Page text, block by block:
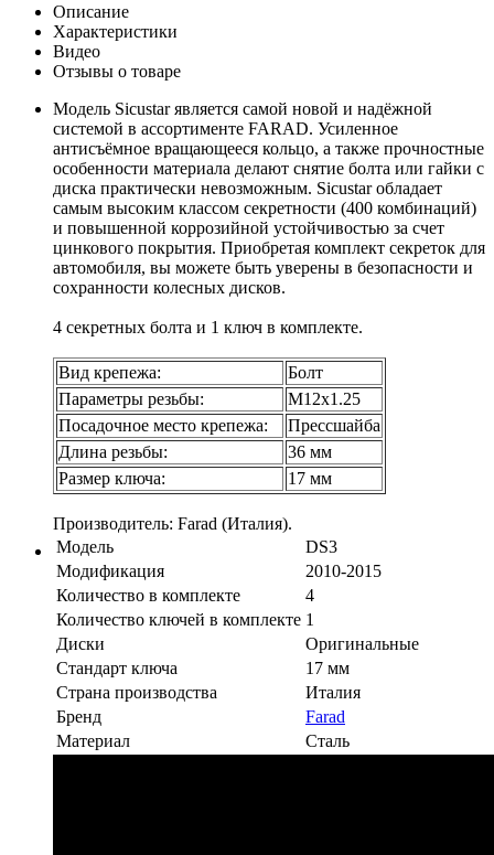
Описание
Характеристики
Видео
Отзывы о товаре
Модель Sicustar является самой новой и надёжной
системой в ассортименте FARAD. Усиленное
антисъёмное вращающееся кольцо, а также прочностные
особенности материала делают снятие болта или гайки с
диска практически невозможным. Sicustar обладает
самым высоким классом секретности (400 комбинаций)
и повышенной коррозийной устойчивостью за счет
цинкового покрытия. Приобретая комплект секреток для
автомобиля, вы можете быть уверены в безопасности и
сохранности колесных дисков.
4 секретных болта и 1 ключ в комплекте.
Вид крепежа:
Болт
Параметры резьбы:
М12х1.25
Посадочное место крепежа:
Прессшайба
Длина резьбы:
36 мм
Размер ключа:
17 мм
Производитель: Farad (Италия).
Модель
DS3
Модификация
2010-2015
Количество в комплекте
4
Количество ключей в комплекте 1
Диски
Оригинальные
Стандарт ключа
17 мм
Страна производства
Италия
Бренд
Farad
Материал
Сталь